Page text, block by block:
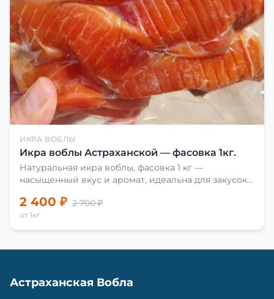
ИКРА ВОБЛЫ
Икра воблы Астраханской — фасовка 1кг.
Натуральная икра воблы, фасовка 1 кг —
насыщенный вкус и аромат, идеальна для закусок
2 400 ₽ 2 700 ₽
от 1кг
Астраханская Вобла